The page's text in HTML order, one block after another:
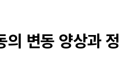
의 변동 양상과 정